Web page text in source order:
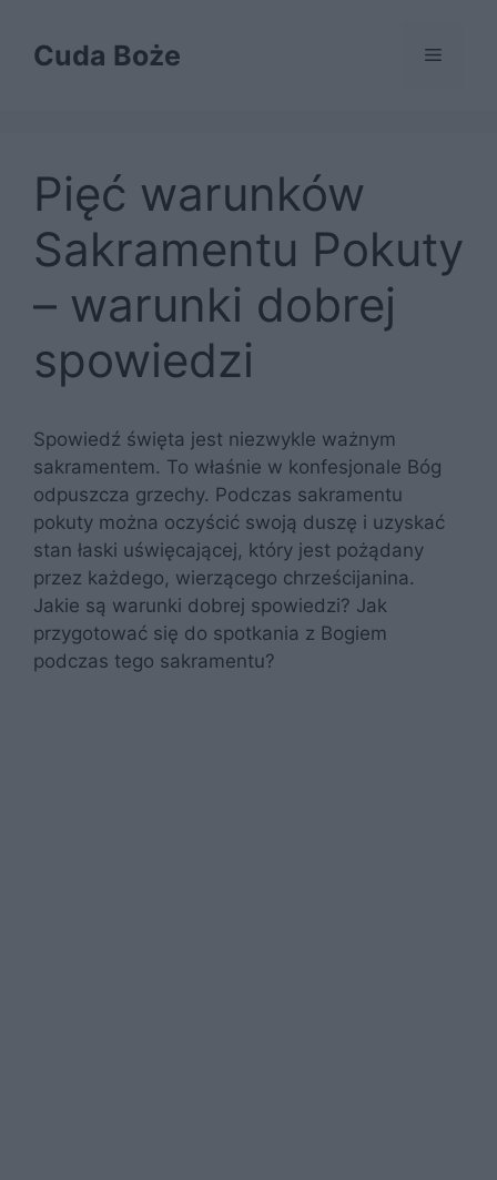
treściCuda Boże Menu
Pięć warunków
Sakramentu Pokuty
– warunki dobrej
spowiedzi
Spowiedź święta jest niezwykle ważnym
sakramentem. To właśnie w konfesjonale Bóg
odpuszcza grzechy. Podczas sakramentu
pokuty można oczyścić swoją duszę i uzyskać
stan łaski uświęcającej, który jest pożądany
przez każdego, wierzącego chrześcijanina.
Jakie są warunki dobrej spowiedzi? Jak
przygotować się do spotkania z Bogiem
podczas tego sakramentu?